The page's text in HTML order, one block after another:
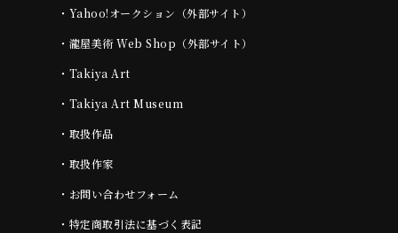
・ Yahoo!オークション（外部サイト）
・ 瀧屋美術 Web Shop（外部サイト）
・ Takiya Art
・ Takiya Art Museum
・ 取扱作品
・ 取扱作家
・ お問い合わせフォーム
・ 特定商取引法に基づく表記